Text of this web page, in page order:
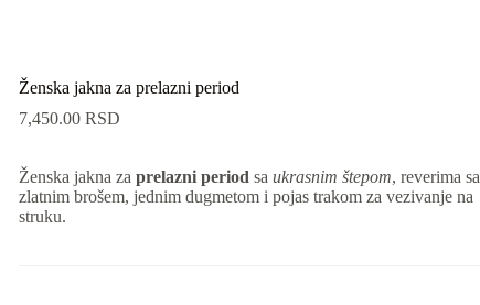
Ženska jakna za prelazni period
7,450.00 RSD
Ženska jakna za prelazni period sa ukrasnim štepom, reverima sa
zlatnim brošem, jednim dugmetom i pojas trakom za vezivanje na
struku.